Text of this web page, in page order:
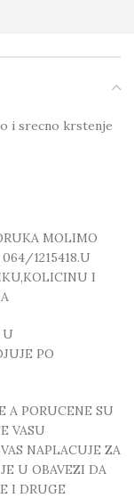
i srecno krstenje
MOLIMO
064/1215418.U
I
U
PO
A PORUCENE SU
VASU
NAPLACUJE ZA
U OBAVEZI DA
I DRUGE